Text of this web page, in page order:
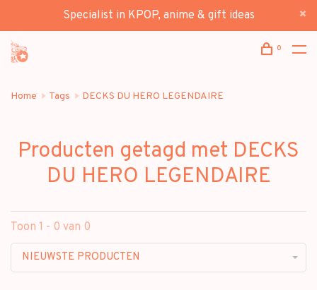
Specialist in KPOP, anime & gift ideas
0
Home Tags DECKS DU HERO LEGENDAIRE
Producten getagd met DECKS
DU HERO LEGENDAIRE
Toon 1 - 0 van 0
NIEUWSTE PRODUCTEN